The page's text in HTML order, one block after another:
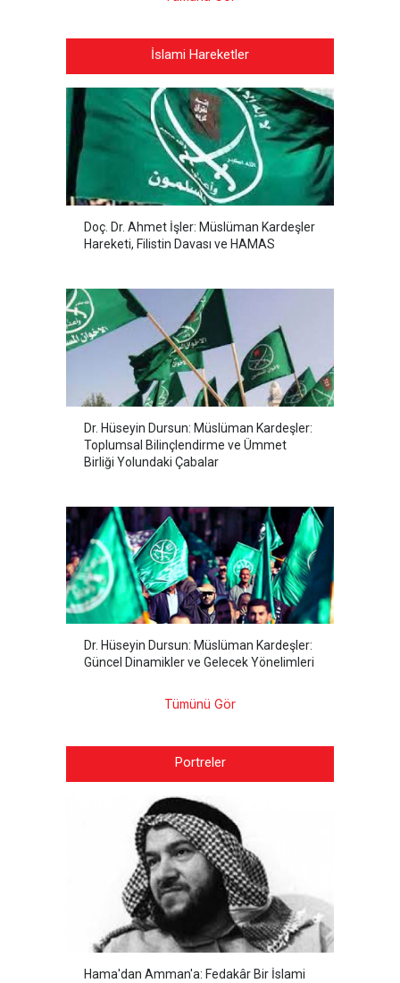
İslami Hareketler
Doç. Dr. Ahmet İşler: Müslüman Kardeşler
Hareketi, Filistin Davası ve HAMAS
Dr. Hüseyin Dursun: Müslüman Kardeşler:
Toplumsal Bilinçlendirme ve Ümmet
Birliği Yolundaki Çabalar
Dr. Hüseyin Dursun: Müslüman Kardeşler:
Güncel Dinamikler ve Gelecek Yönelimleri
Tümünü Gör
Portreler
Hama'dan Amman'a: Fedakâr Bir İslami